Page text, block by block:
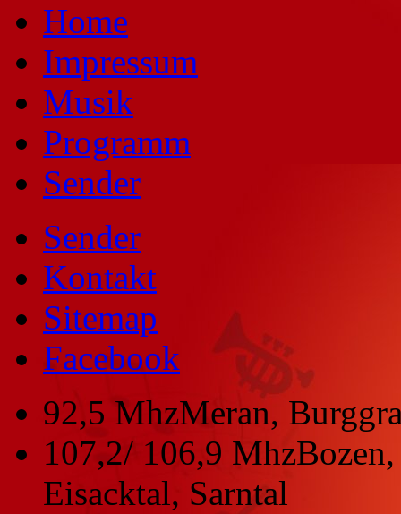
Home
Impressum
Musik
Programm
Sender
Sender
Kontakt
Sitemap
Facebook
92,5 MhzMeran,
107,2/ 106,9 Mhz
Eisacktal, Sarntal